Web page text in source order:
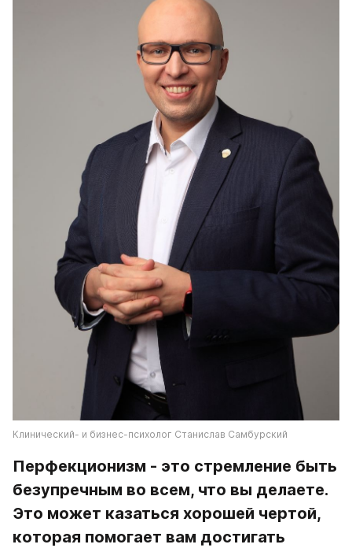
Клинический- и бизнес-психолог Станислав Самбурский
Перфекционизм - это стремление быть
безупречным во всем, что вы делаете.
Это может казаться хорошей чертой,
которая помогает вам достигать